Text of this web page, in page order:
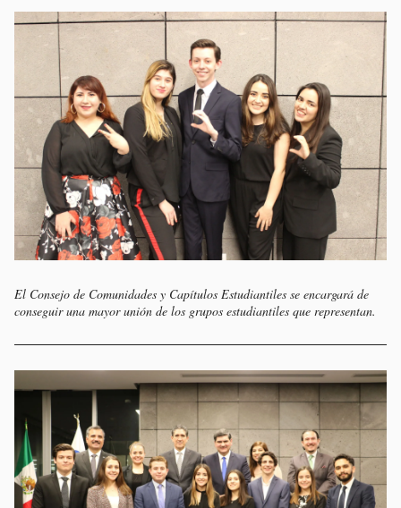
El Consejo de Comunidades y Capítulos Estudiantiles se encargará de
conseguir una mayor unión de los grupos estudiantiles que representan.